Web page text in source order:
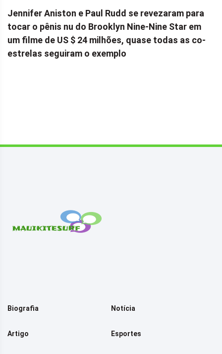
Jennifer Aniston e Paul Rudd se revezaram para
tocar o pênis nu do Brooklyn Nine-Nine Star em
um filme de US $ 24 milhões, quase todas as co-
estrelas seguiram o exemplo
Biografia Notícia
Artigo Esportes